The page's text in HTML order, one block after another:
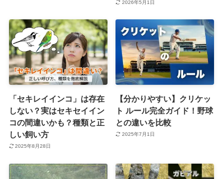
2026年5月1日
「セキレイインコ」は存在
しない？実はセキセイイン
コの間違いかも？種類と正
しい飼い方
2025年8月28日
【分かりやすい】クリケッ
ト ルール完全ガイド！野球
との違いを比較
2025年7月1日